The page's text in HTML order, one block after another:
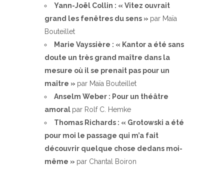
Yann-Joël Collin : « Vitez ouvrait
grand les fenêtres du sens » par Maïa
Bouteillet
Marie Vayssière : « Kantor a été sans
doute un très grand maître dans la
mesure où il se prenait pas pour un
maître » par Maïa Bouteillet
Anselm Weber : Pour un théâtre
amoral par Rolf C. Hemke
Thomas Richards : « Grotowski a été
pour moi le passage qui m’a fait
découvrir quelque chose dedans moi-
même » par Chantal Boiron